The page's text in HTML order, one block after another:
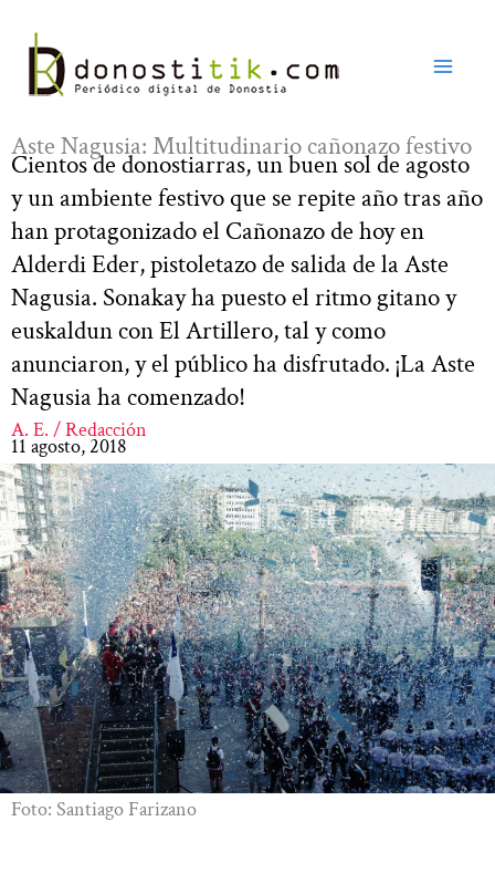
contenido
Aste Nagusia: Multitudinario cañonazo festivo
Cientos de donostiarras, un buen sol de agosto
y un ambiente festivo que se repite año tras año
han protagonizado el Cañonazo de hoy en
Alderdi Eder, pistoletazo de salida de la Aste
Nagusia. Sonakay ha puesto el ritmo gitano y
euskaldun con El Artillero, tal y como
anunciaron, y el público ha disfrutado. ¡La Aste
Nagusia ha comenzado!
A. E. / Redacción
11 agosto, 2018
Foto: Santiago Farizano